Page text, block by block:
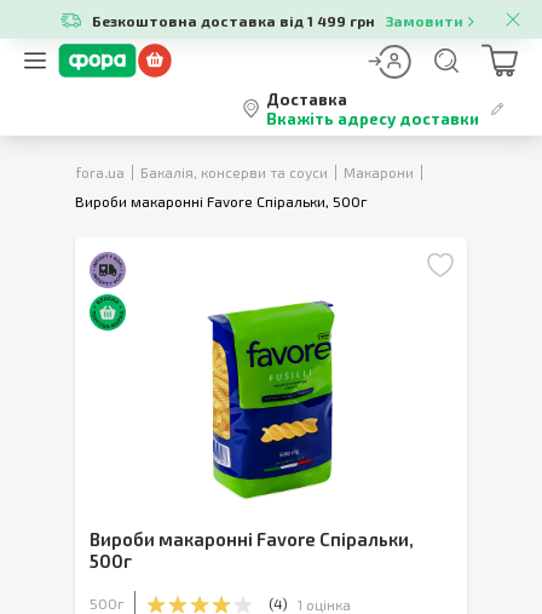
Безкоштовна доставка від 1 499 грн Замовити
Доставка
Вкажіть адресу доставки
fora.ua Бакалія, консерви та соуси
Макарони
Вироби макаронні Favore Спіральки, 500г
Вироби макаронні Favore Спіральки,
500г
500г (4) 1 оцінка